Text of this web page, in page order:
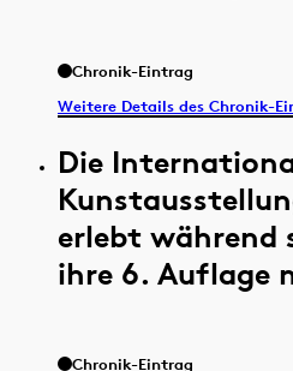
Chronik-Eintrag
Weitere Details des Chronik-
Die
erlebt während
ihre 6. Auflage
Chronik-Eintrag